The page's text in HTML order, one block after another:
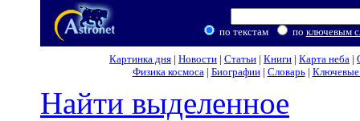
по текстам по ключевым
Картинка дня | Новости | Статьи | Книги | Карта неба |
Физика космоса| Биографии| Словарь| Ключевые
Найти выделенное